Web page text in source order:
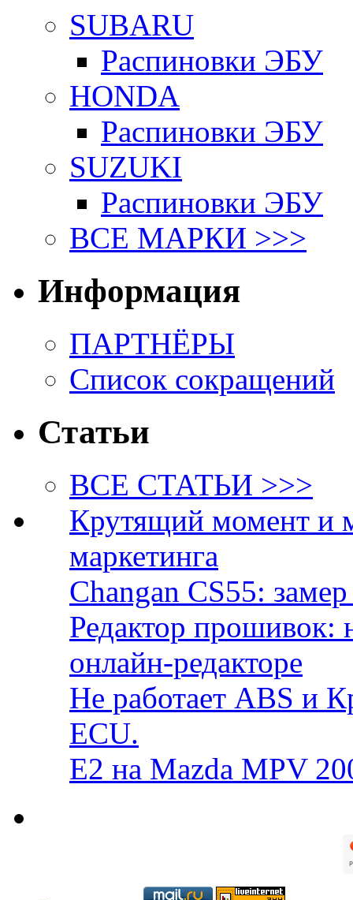
SUBARU
Распиновки ЭБУ
HONDA
Распиновки ЭБУ
SUZUKI
Распиновки ЭБУ
ВСЕ МАРКИ >>>
Информация
ПАРТНЁРЫ
Список сокращений
Статьи
ВСЕ СТАТЬИ >>>
Крутящий момент и
маркетинга
Changan CS55:
Редактор прошивок:
онлайн-редакторе
Не работает ABS и
ECU.
E2 на Mazda MPV